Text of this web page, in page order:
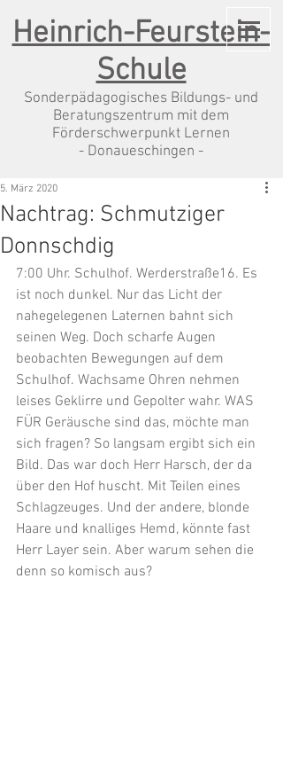
Heinrich-Feurstein-
Schule
Sonderpädagogisches Bildungs- und
Beratungszentrum mit dem
Förderschwerpunkt Lernen
- Donaueschingen -
Nachtrag: Schmutziger
Donnschdig
5. März 2020
7:00 Uhr. Schulhof. Werderstraße16. Es
ist noch dunkel. Nur das Licht der
nahegelegenen Laternen bahnt sich
seinen Weg. Doch scharfe Augen
beobachten Bewegungen auf dem
Schulhof. Wachsame Ohren nehmen
leises Geklirre und Gepolter wahr. WAS
FÜR Geräusche sind das, möchte man
sich fragen? So langsam ergibt sich ein
Bild. Das war doch Herr Harsch, der da
über den Hof huscht. Mit Teilen eines
Schlagzeuges. Und der andere, blonde
Haare und knalliges Hemd, könnte fast
Herr Layer sein. Aber warum sehen die
denn so komisch aus?